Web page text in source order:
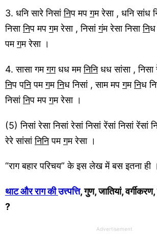
3. धनि सारे निसांनिप मपगम रेसा , धनि सांध
निसानिप मपगम रेसा , निसांगंम रेसा निसानिध
पमगम रेसा ।
4. सासा गमगगधध ममनिनिधध सांसा , निसा
निप पनिपमगमनिध निसां , साम मपगमनिध
निसांनिप मपगम रेसा ।
(5) निसां रेसा निसां रेसां निसां रेंसां निसां रेंसां
रेरे सांसांनिनिपमगम रेसा ।
“राग बहार परिचय” के इस लेख में बस इतना ही
थाट और राग कीउत्त्पत्ति, गुण, जातियां, वर्गीकरण,
?
Advertisement